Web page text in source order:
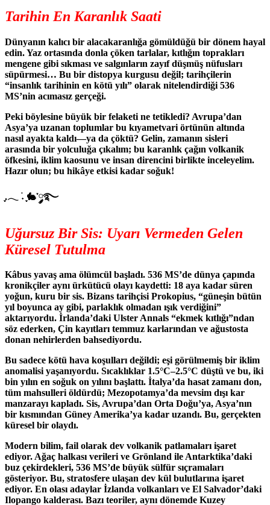
Tarihin En Karanlık Saati
Dünyanın kalıcı bir alacakaranlığa gömüldüğü bir dönem hayal
edin. Yaz ortasında donla çöken tarlalar, kıtlığın toprakları
mengene gibi sıkması ve salgınların zayıf düşmüş nüfusları
süpürmesi… Bu bir distopya kurgusu değil; tarihçilerin
“insanlık tarihinin en kötü yılı” olarak nitelendirdiği 536
MS’nin acımasız gerçeği.
Peki böylesine büyük bir felaketi ne tetikledi? Avrupa’dan
Asya’ya uzanan toplumlar bu kıyametvari örtünün altında
nasıl ayakta kaldı—ya da çöktü? Gelin, zamanın sisleri
arasında bir yolculuğa çıkalım; bu karanlık çağın volkanik
öfkesini, iklim kaosunu ve insan direncini birlikte inceleyelim.
Hazır olun; bu hikâye etkisi kadar soğuk!
.ִֶָ𓂃 ࣪˖ ִֶָ🐇་༘࿐
Uğursuz Bir Sis: Uyarı Vermeden Gelen
Küresel Tutulma
Kâbus yavaş ama ölümcül başladı. 536 MS’de dünya çapında
kronikçiler aynı ürkütücü olayı kaydetti: 18 aya kadar süren
yoğun, kuru bir sis. Bizans tarihçisi Prokopius, “güneşin bütün
yıl boyunca ay gibi, parlaklık olmadan ışık verdiğini”
aktarıyordu. İrlanda’daki Ulster Annals “ekmek kıtlığı”ndan
söz ederken, Çin kayıtları temmuz karlarından ve ağustosta
donan nehirlerden bahsediyordu.
Bu sadece kötü hava koşulları değildi; eşi görülmemiş bir iklim
anomalisi yaşanıyordu. Sıcaklıklar 1.5°C–2.5°C düştü ve bu, iki
bin yılın en soğuk on yılını başlattı. İtalya’da hasat zamanı don,
tüm mahsulleri öldürdü; Mezopotamya’da mevsim dışı kar
manzarayı kapladı. Sis, Avrupa’dan Orta Doğu’ya, Asya’nın
bir kısmından Güney Amerika’ya kadar uzandı. Bu, gerçekten
küresel bir olaydı.
Modern bilim, fail olarak dev volkanik patlamaları işaret
ediyor. Ağaç halkası verileri ve Grönland ile Antarktika’daki
buz çekirdekleri, 536 MS’de büyük sülfür sıçramaları
gösteriyor. Bu, stratosfere ulaşan dev kül bulutlarına işaret
ediyor. En olası adaylar İzlanda volkanları ve El Salvador’daki
Ilopango kalderası. Bazı teoriler, aynı dönemde Kuzey